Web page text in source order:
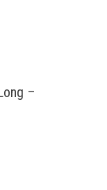
–